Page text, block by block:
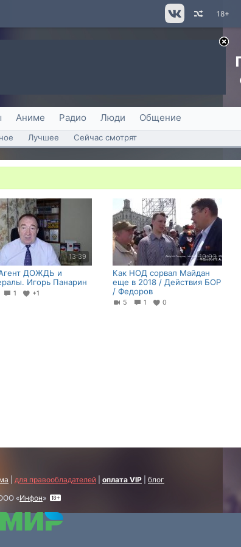
18+
Аниме Радио Люди Общение
Лучшее Сейчас смотрят
13:39
ДОЖДЬ и
Игорь Панарин
1 +1
10:03
Как НОД сорвал Майдан
еще в 2018 / Действия БОР
/ Федоров
5 1 0
для правообладателей оплата VIP
блог
«Инфон»